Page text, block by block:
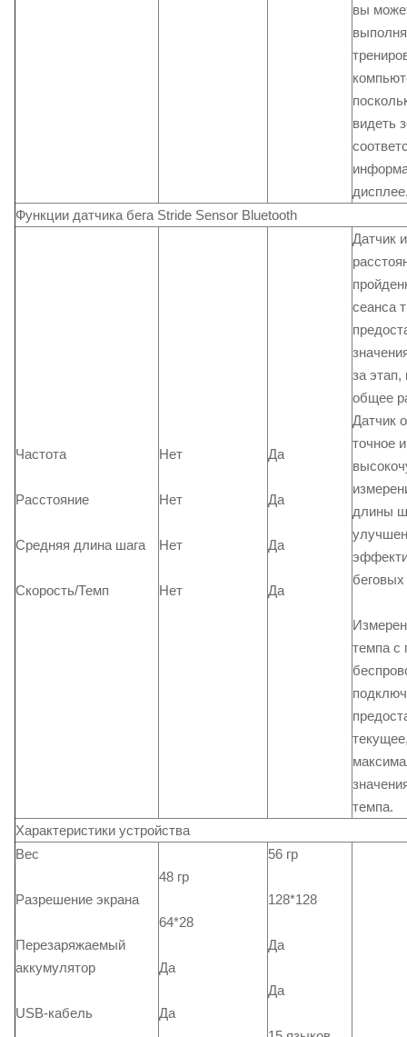
вы
видеть
Функции датчика бега Stride Sensor Bluetooth
Частота
Расстояние
Средняя длина шага
Скорость/Темп
Нет
Нет
Нет
Нет
Да
Да
Да
Да
Датчик
сеанса
за этап,
общее
Датчик
точное и
длины
темпа
темпа.
Характеристики устройства
Вес
Разрешение экрана
Перезаряжаемый
аккумулятор
USB-кабель
48 гр
64*28
Да
Да
56 гр
128*128
Да
Да